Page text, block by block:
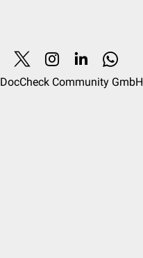
DocCheck Community GmbH